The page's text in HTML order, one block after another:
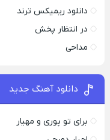
دانلود ریمیکس ترند
در انتظار پخش
مداحی
دانلود آهنگ جدید
برای تو پوری و مهیار